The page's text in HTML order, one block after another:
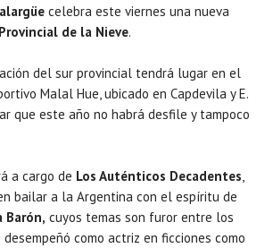
celebra este viernes una nueva
de la Nieve.
del sur provincial tendrá lugar en el
Malal Hue, ubicado en Capdevila y E.
que este año no habrá desfile y tampoco
a cargo de Los Auténticos Decadentes
bailar a la Argentina con el espíritu de
Barón, cuyos temas son furor entre los
como actriz en ficciones como